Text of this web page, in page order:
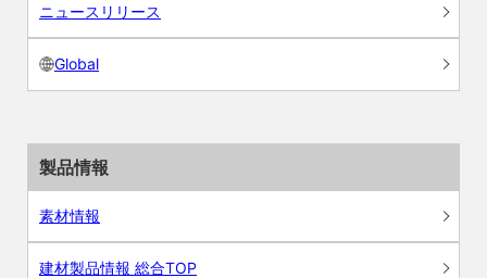
ニュースリリース
Global
製品情報
素材情報
建材製品情報 総合TOP